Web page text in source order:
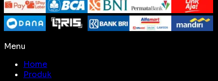
Menu
Home
Produk